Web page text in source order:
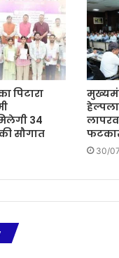
पिटारा
34
की सौगात
30/